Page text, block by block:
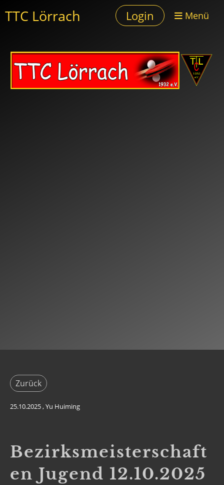
TTC Lörrach Login Menü
Zurück
25.10.2025, Yu Huiming
Bezirksmeisterschaft
en Jugend 12.10.2025